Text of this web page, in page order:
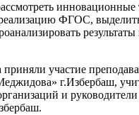
инновационные
ФГОС,
результаты
участие
г.Избербаш,
и